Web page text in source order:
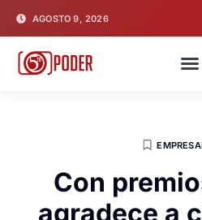
AGOSTO 9, 2026
Con
agradece a